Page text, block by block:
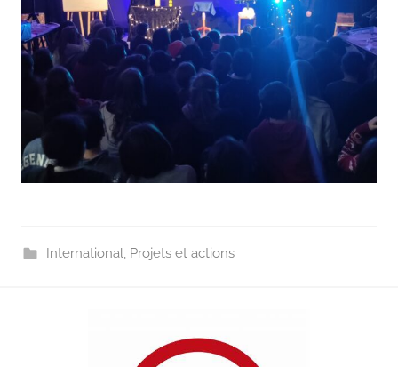
International Projets et actions